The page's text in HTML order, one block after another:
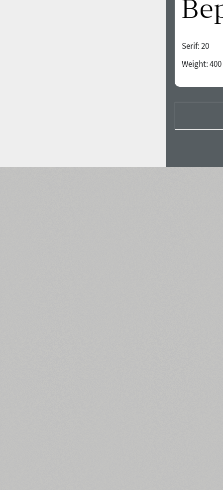
Serif:20
Weight:400